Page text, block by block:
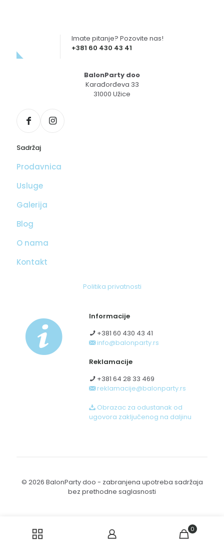
+381 60 430 43 41
Imate pitanje? Pozovite nas!
BalonParty doo
Karađorđeva 33
31000 Užice
Sadržaj
Prodavnica
Usluge
Galerija
Blog
O nama
Kontakt
Politika privatnosti
Informacije
+381 60 430 43 41
info@balonparty.rs
Reklamacije
+381 64 28 33 469
reklamacije@balonparty.rs
Obrazac za odustanak od
ugovora zaključenog na daljinu
© 2026 BalonParty doo - zabranjena upotreba sadržaja
bez prethodne saglasnosti
0